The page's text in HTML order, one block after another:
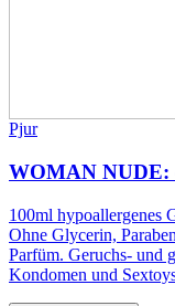
Pjur
WOMAN NUDE:
100ml hypoallergenes
Ohne Glycerin,
Parfüm. Geruchs- und
Kondomen und